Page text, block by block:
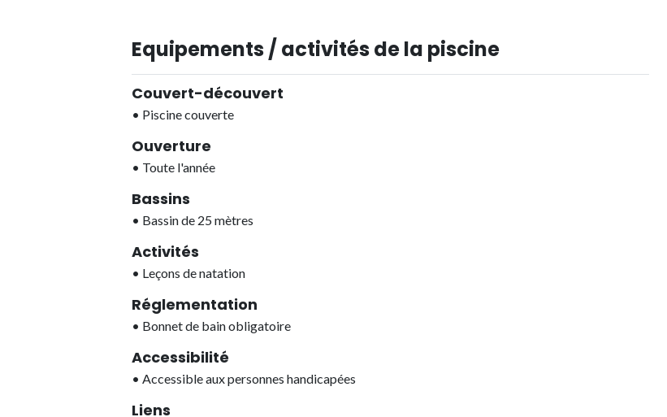
Equipements / activités de la piscine
Couvert-découvert
• Piscine couverte
Ouverture
• Toute l'année
Bassins
• Bassin de 25 mètres
Activités
• Leçons de natation
Réglementation
• Bonnet de bain obligatoire
Accessibilité
• Accessible aux personnes handicapées
Liens